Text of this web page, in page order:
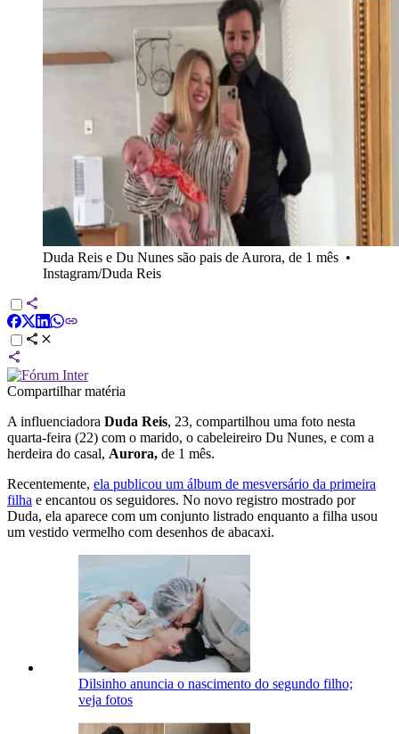
Duda Reis e Du Nunes são pais de Aurora, de 1 mês •
Instagram/Duda Reis
Compartilhar matéria
A influenciadora Duda Reis, 23, compartilhou uma foto nesta
quarta-feira (22) com o marido, o cabeleireiro Du Nunes, e com a
herdeira do casal, Aurora, de 1 mês.
Recentemente, ela publicou um álbum de mesversário da primeira
filha e encantou os seguidores. No novo registro mostrado por
Duda, ela aparece com um conjunto listrado enquanto a filha usou
um vestido vermelho com desenhos de abacaxi.
Dilsinho anuncia o nascimento do segundo filho;
veja fotos